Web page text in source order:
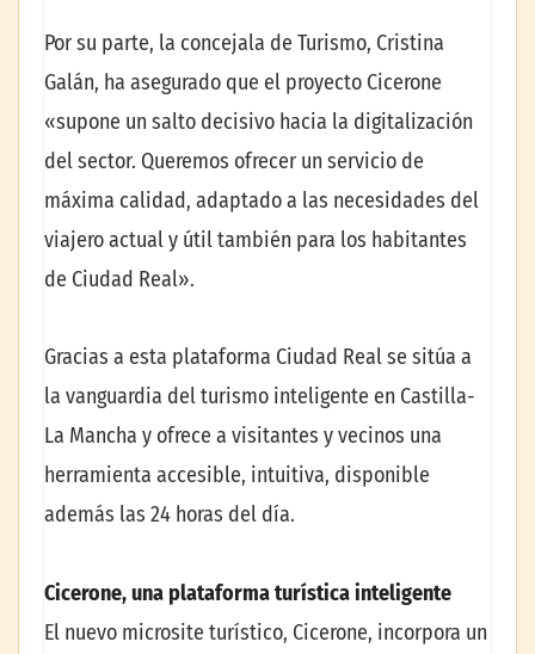
Por su parte, la concejala de Turismo, Cristina
Galán, ha asegurado que el proyecto Cicerone
«supone un salto decisivo hacia la digitalización
del sector. Queremos ofrecer un servicio de
máxima calidad, adaptado a las necesidades del
viajero actual y útil también para los habitantes
de Ciudad Real».
Gracias a esta plataforma Ciudad Real se sitúa a
la vanguardia del turismo inteligente en Castilla-
La Mancha y ofrece a visitantes y vecinos una
herramienta accesible, intuitiva, disponible
además las 24 horas del día.
Cicerone, una plataforma turística inteligente
El nuevo microsite turístico, Cicerone, incorpora un